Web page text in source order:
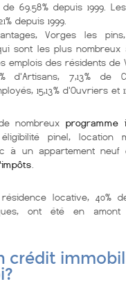
69.58% depuis 1999.
depuis 1999.
Vorges les
sont les plus
emplois des résidents
d'Artisans, 7,13%
15,13% d'Ouvriers et
nombreux programme
pinel, location
à un appartement
locative, 40%
ont été en
crédit